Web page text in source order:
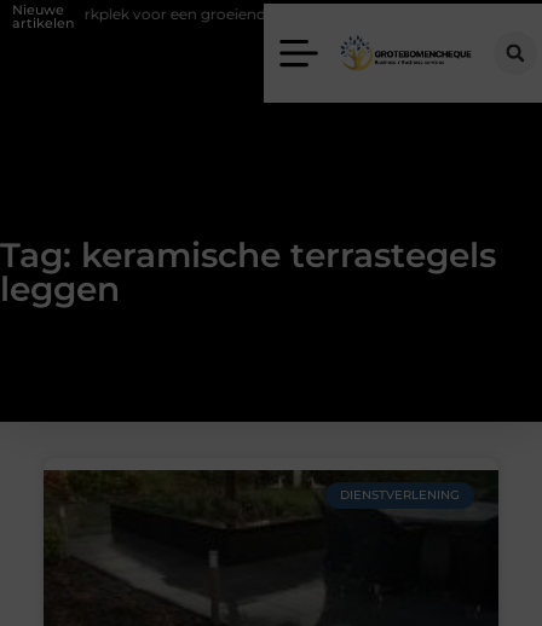
Nieuwe
artikelen
werkplek voor een groeiend team
Tag: keramische terrastegels
leggen
DIENSTVERLENING